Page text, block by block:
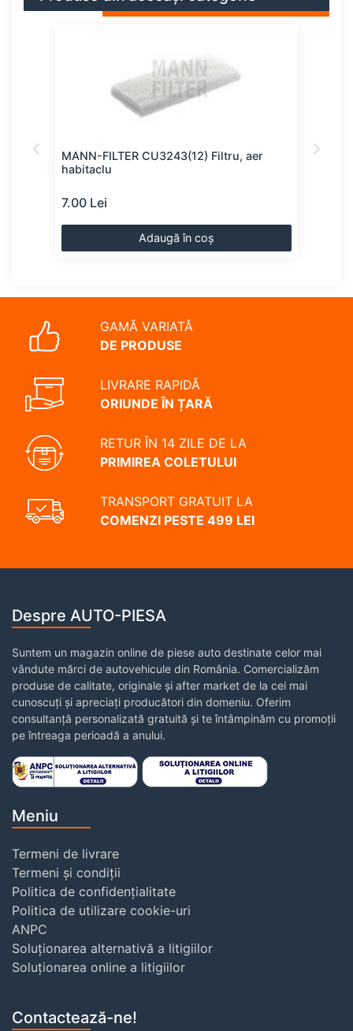
MANN-FILTER CU3243(12) Filtru, aer
habitaclu
7.00 Lei
Adaugă în coș
GAMĂ VARIATĂ
DE PRODUSE
LIVRARE RAPIDĂ
ORIUNDE ÎN ȚARĂ
RETUR ÎN 14 ZILE DE LA
PRIMIREA COLETULUI
TRANSPORT GRATUIT LA
COMENZI PESTE 499 LEI
Despre AUTO-PIESA
Suntem un magazin online de piese auto destinate celor mai
vândute mărci de autovehicule din România. Comercializăm
produse de calitate, originale și after market de la cei mai
cunoscuți și apreciați producători din domeniu. Oferim
consultanță personalizată gratuită și te întâmpinăm cu promoții
pe întreaga perioadă a anului.
Meniu
Termeni de livrare
Termeni și condiții
Politica de confidențialitate
Politica de utilizare cookie-uri
ANPC
Soluționarea alternativă a litigiilor
Soluționarea online a litigiilor
Contactează-ne!